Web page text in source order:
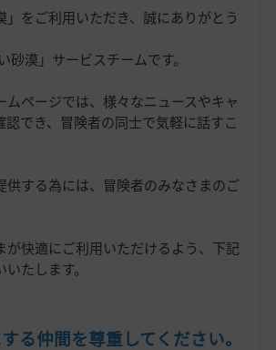
入
」をご利用いただき、誠にありがとう
砂漠」サービスチームです。
ムページでは、様々なニュースやキャ
認でき、冒険者の同士で気軽に話すこ
供する為には、冒険者のみなさまのご
が快適にご利用いただけるよう、下記
たします。
る仲間を尊重してください。